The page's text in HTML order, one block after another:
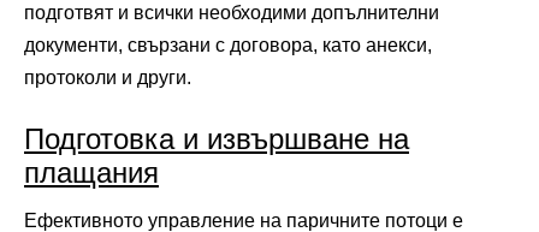
подготвят и всички необходими допълнителни
документи, свързани с договора, като анекси,
протоколи и други.
Подготовка и извършване на
плащания
Ефективното управление на паричните потоци е